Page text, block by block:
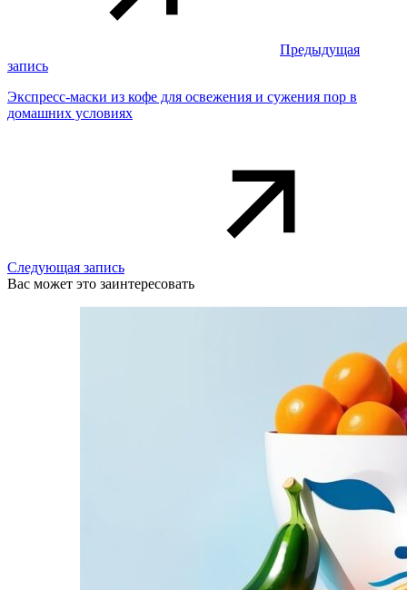
Предыдущая
запись
Экспресс-маски из кофе для освежения и сужения пор в
домашних условиях
Следующая запись
Вас может это заинтересовать